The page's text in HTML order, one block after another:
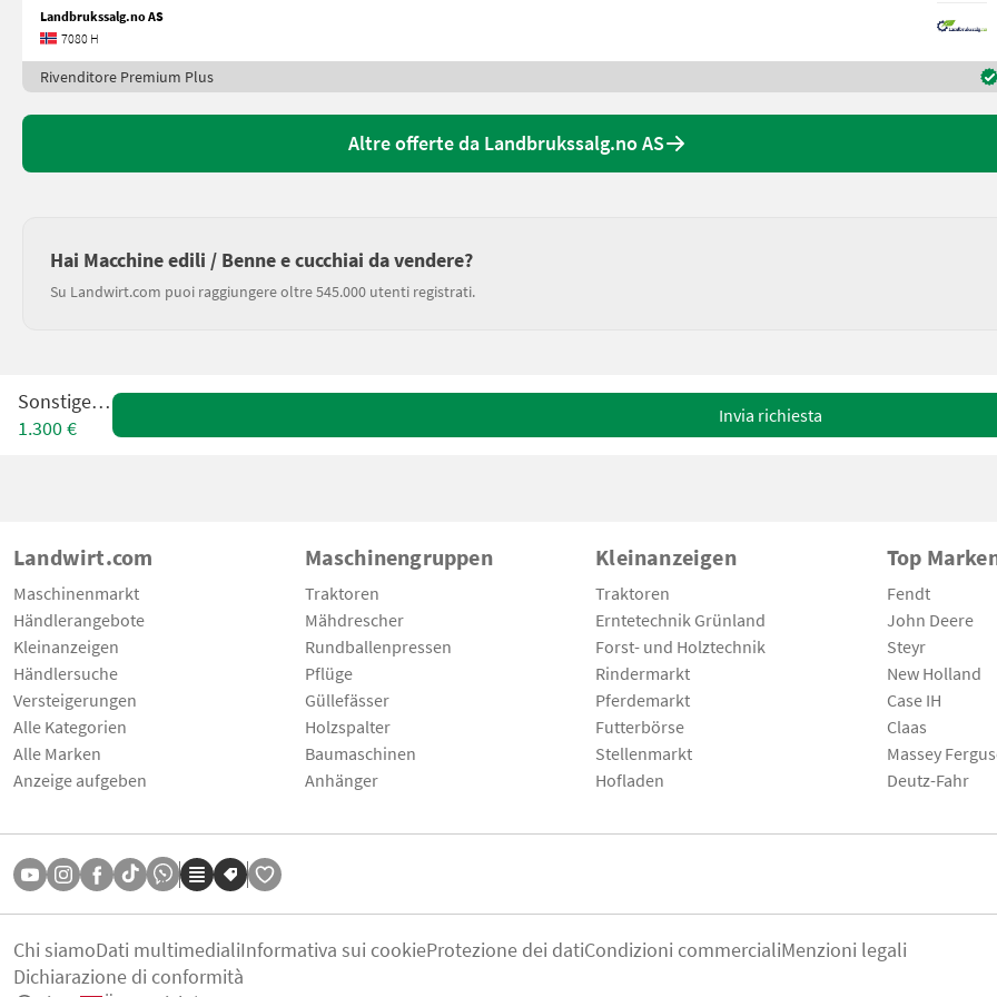
Landbrukssalg.no AS
7080 H
Rivenditore Premium Plus
Altre offerte da Landbrukssalg.no AS
Hai Macchine edili / Benne e cucchiai da vendere?
Su Landwirt.com puoi raggiungere oltre 545.000 utenti registrati.
Sonstige BS
1.300 €
Invia richiesta
Landwirt.com
Maschinenmarkt
Händlerangebote
Kleinanzeigen
Händlersuche
Versteigerungen
Alle Kategorien
Alle Marken
Anzeige aufgeben
Maschinengruppen
Traktoren
Mähdrescher
Rundballenpressen
Pflüge
Güllefässer
Holzspalter
Baumaschinen
Anhänger
Kleinanzeigen
Traktoren
Erntetechnik Grünland
Forst- und Holztechnik
Rindermarkt
Pferdemarkt
Futterbörse
Stellenmarkt
Hofladen
Top
Fendt
John Deere
Steyr
New Holland
Case IH
Claas
Massey
Deutz-Fahr
Chi siamoDati multimedialiInformativa sui cookieProtezione dei datiCondizioni commercialiMenzioni legali
Dichiarazione di conformità